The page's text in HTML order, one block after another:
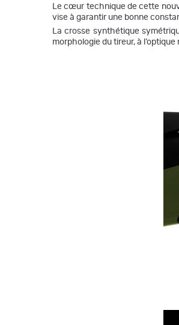
Le cœur technique de cette
vise à garantir une bonne
La crosse synthétique
morphologie du tireur, à